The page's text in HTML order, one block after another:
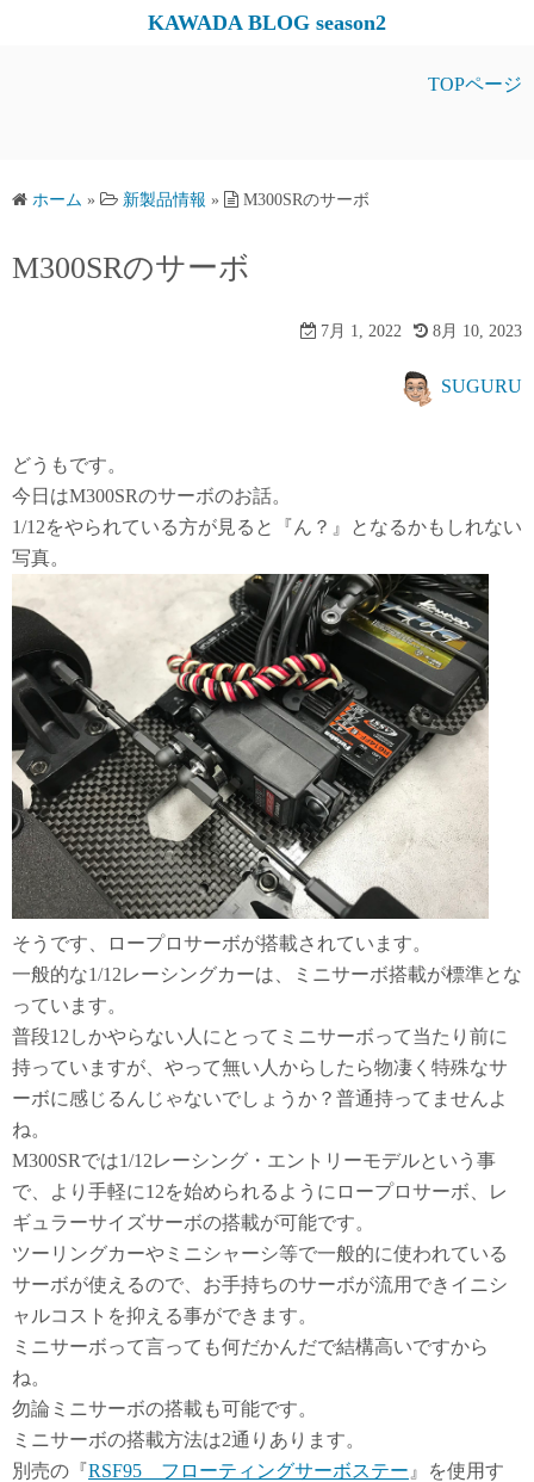
ス
ッ
KAWADA BLOG season2
TOPページ
ホーム » 新製品情報 » M300SRのサーボ
M300SRのサーボ
7月 1, 2022 8月 10, 2023
SUGURU
どうもです。
今日はM300SRのサーボのお話。
1/12をやられている方が見ると『ん？』となるかもしれない
写真。
そうです、ロープロサーボが搭載されています。
一般的な1/12レーシングカーは、ミニサーボ搭載が標準とな
っています。
普段12しかやらない人にとってミニサーボって当たり前に
持っていますが、やって無い人からしたら物凄く特殊なサ
ーボに感じるんじゃないでしょうか？普通持ってませんよ
ね。
M300SRでは1/12レーシング・エントリーモデルという事
で、より手軽に12を始められるようにロープロサーボ、レ
ギュラーサイズサーボの搭載が可能です。
ツーリングカーやミニシャーシ等で一般的に使われている
サーボが使えるので、お手持ちのサーボが流用できイニシ
ャルコストを抑える事ができます。
ミニサーボって言っても何だかんだで結構高いですから
ね。
勿論ミニサーボの搭載も可能です。
ミニサーボの搭載方法は2通りあります。
別売の『RSF95 フローティングサーボステー 』を使用す